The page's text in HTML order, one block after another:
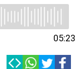
05:23